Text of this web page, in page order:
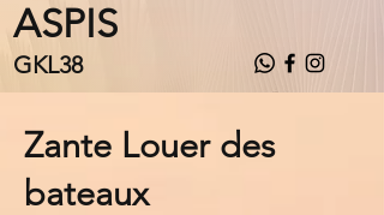
ASPIS
GKL38
Zante Louer des
bateaux